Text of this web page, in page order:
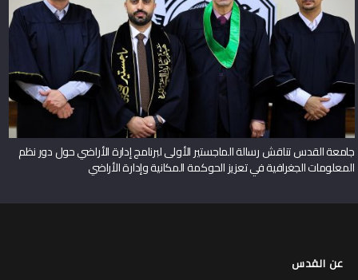
جامعة القدس تناقش رسالة الماجستير الأولى لبرنامج إدارة الأراضي حول دور نظم
المعلومات الجغرافية في تعزيز الحوكمة المكانية وإدارة الأراضي
عن القدس